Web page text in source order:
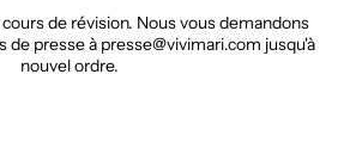
de révision. Nous vous demandons
de presse à presse@vivimari.com jusqu'à
nouvel ordre.